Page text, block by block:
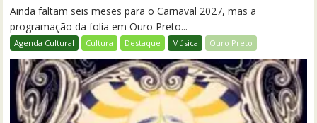
Ainda faltam seis meses para o Carnaval 2027, mas a
programação da folia em Ouro Preto...
Agenda Cultural Cultura Destaque Música Ouro Preto